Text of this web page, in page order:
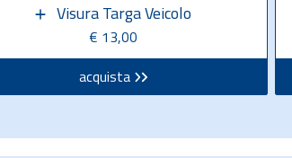
Visura Targa Veicolo
€ 13,00
acquista